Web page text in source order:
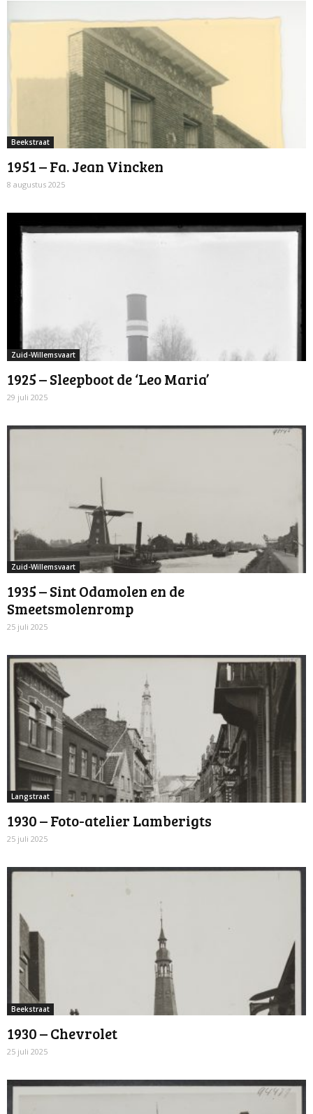
Beekstraat
1951 – Fa. Jean Vincken
8 augustus 2025
Zuid-Willemsvaart
1925 – Sleepboot de ‘Leo Maria’
29 juli 2025
Zuid-Willemsvaart
1935 – Sint Odamolen en de
Smeetsmolenromp
25 juli 2025
Langstraat
1930 – Foto-atelier Lamberigts
25 juli 2025
Beekstraat
1930 – Chevrolet
25 juli 2025